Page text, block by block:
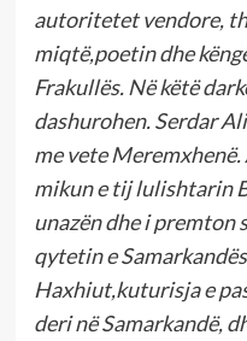
autoritetet vendore,
miqtë,poetin dhe
Frakullës. Në këtë
dashurohen. Serdar
me vete
mikun e tij lulishtarin
unazën dhe i premton
qytetin e
Haxhiut,kuturisja e
deri në Samarkandë,